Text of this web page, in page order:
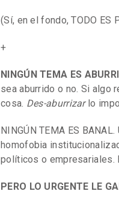
(Sí, en el fondo, TODO ES
+
NINGÚN TEMA ES
sea aburrido o no. Si algo
cosa. Des-aburrizarlo
NINGÚN TEMA ES
homofobia
políticos o empresariales.
PERO LO URGENTE LE